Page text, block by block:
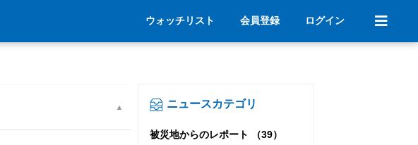
ウォッチリスト 会員登録 ログイン
ニュースカテゴリ
被災地からのレポート （39）